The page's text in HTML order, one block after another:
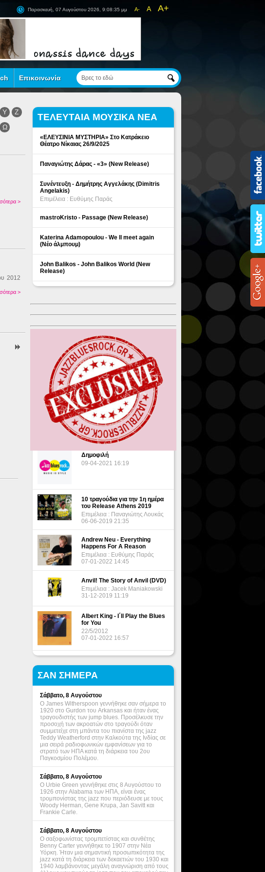
A- A A+
Παρασκευή, 07 Αυγούστου 2026, 9:08:35 μμ
Επικοινωνία
Y
Z
Ω
>
2012
>
ΤΕΛΕΥΤΑΙΑ ΜΟΥΣΙΚΑ ΝΕΑ
«ΕΛΕΥΣΙΝΙΑ ΜΥΣΤΗΡΙΑ» Στο Κατράκειο
Θέατρο Νίκαιας 26/9/2025
Παναγιώτης Δάρας - «3» (New Release)
Συνέντευξη - Δημήτρης Αγγελάκης (Dimitris
Angelakis)
Επιμέλεια : Ευθύμης Παράς
mastroKristo - Passage (New Release)
Katerina Adamopoulou - We ll meet again
(Νέο άλμπουμ)
John Balikos - John Balikos World (New
Release)
ΔΗΜΟΦΙΛΗ ΘΕΜΑΤΑ
Δημοφιλή
09-04-2021 16:19
10 τραγούδια για την 1η ημέρα
του Release Athens 2019
Επιμέλεια : Παναγιώτης Λουκάς
06-06-2019 21:35
Andrew Neu - Everything
Happens For A Reason
Επιμέλεια : Ευθύμης Παράς
07-01-2022 14:45
Anvil! The Story of Anvil (DVD)
Επιμέλεια : Jacek Maniakowski
31-12-2019 11:19
Albert King - I΄ll Play the Blues
for You
22/5/2012
07-01-2022 16:57
ΣΑΝ ΣΗΜΕΡΑ
Σάββατο, 8 Αυγούστου
Ο James Witherspoon γεννήθηκε σαν σήμερα το
1920 στο Gurdon του Arkansas και ήταν ένας
τραγουδιστής των jump blues. Προσέλκυσε την
προσοχή των ακροατών στο τραγούδι όταν
συμμετείχε στη μπάντα του πιανίστα της jazz
Teddy Weatherford στην Καλκούτα της Ινδίας σε
μια σειρά ραδιοφωνικών εμφανίσεων για το
στρατό των ΗΠΑ κατά τη διάρκεια του 2ου
Παγκοσμίου Πολέμου.
Σάββατο, 8 Αυγούστου
Ο Urbie Green γεννήθηκε στις 8 Αυγούστου το
1926 στην Alabama των ΗΠΑ, είναι ένας
τρομπονίστας της jazz που περιόδευσε με τους
Woody Herman, Gene Krupa, Jan Savitt και
Frankie Carle.
Σάββατο, 8 Αυγούστου
Ο σαξοφωνίστας τρομπετίστας και συνθέτης
Benny Carter γεννήθηκε το 1907 στην Νέα
Υόρκη. Ήταν μια σημαντική προσωπικότητα της
jazz κατά τη διάρκεια των δεκαετιών του 1930 και
1940 λαμβάνοντας μεγάλη αναγνώριση από τους